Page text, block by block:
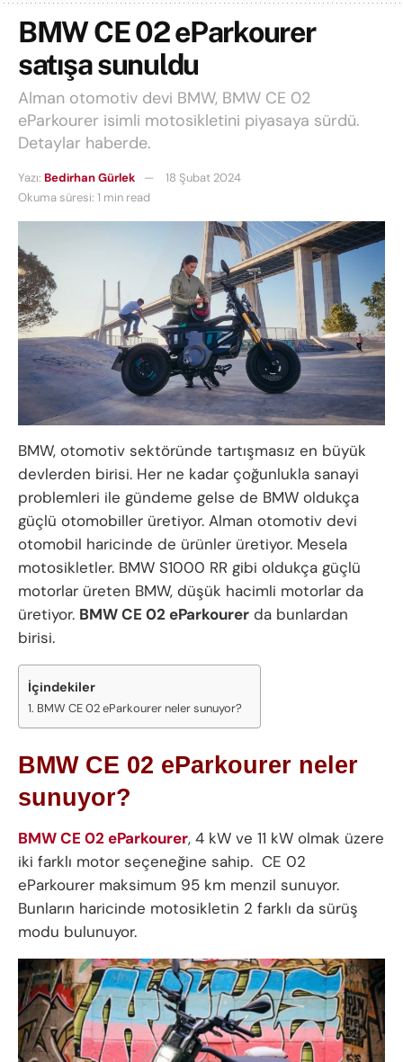
BMW CE 02 eParkourer
satışa sunuldu
Alman otomotiv devi BMW, BMW CE 02
eParkourer isimli motosikletini piyasaya sürdü.
Detaylar haberde.
Yazı: Bedirhan Gürlek
18 Şubat 2024
Okuma süresi: 1 min read
BMW, otomotiv sektöründe tartışmasız en büyük
devlerden birisi. Her ne kadar çoğunlukla sanayi
problemleri ile gündeme gelse de BMW oldukça
güçlü otomobiller üretiyor. Alman otomotiv devi
otomobil haricinde de ürünler üretiyor. Mesela
motosikletler. BMW S1000 RR gibi oldukça güçlü
motorlar üreten BMW, düşük hacimli motorlar da
üretiyor. BMW CE 02 eParkourer da bunlardan
birisi.
İçindekiler
BMW CE 02 eParkourer neler sunuyor?
BMW CE 02 eParkourer neler
sunuyor?
BMW CE 02 eParkourer, 4 kW ve 11 kW olmak üzere
iki farklı motor seçeneğine sahip. CE 02
eParkourer maksimum 95 km menzil sunuyor.
Bunların haricinde motosikletin 2 farklı da sürüş
modu bulunuyor.